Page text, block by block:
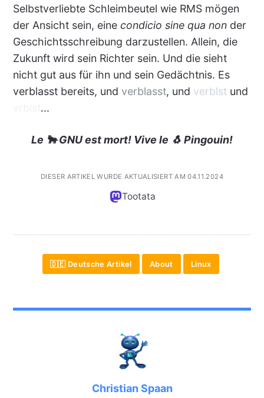
Selbstverliebte Schleimbeutel wie RMS mögen
der Ansicht sein, eine condicio sine qua nonder
Geschichtsschreibung darzustellen. Allein, die
Zukunft wird sein Richter sein. Und die sieht
nicht gut aus für ihn und sein Gedächtnis. Es
verblasst bereits, und verblasst, und verblst und
...
Le 🐂 GNU est mort! Vive le 🐧 Pingouin!
DIESER ARTIKEL WURDE AKTUALISIERT AM 04.11.2024
Tootata
🇩🇪 Deutsche Artikel About Linux
Christian Spaan